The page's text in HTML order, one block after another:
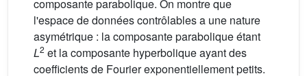
composante parabolique. On montre que
l'espace de données contrôlables a une nature
asymétrique : la composante parabolique étant
L2 et la composante hyperbolique ayant des
coefficients de Fourier exponentiellement petits.